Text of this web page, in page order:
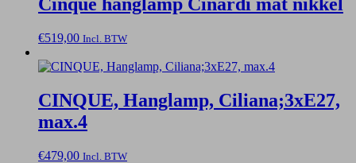
€519,00 Incl. BTW
CINQUE, Hanglamp, Ciliana;3xE27,
max.4
€479,00 Incl. BTW